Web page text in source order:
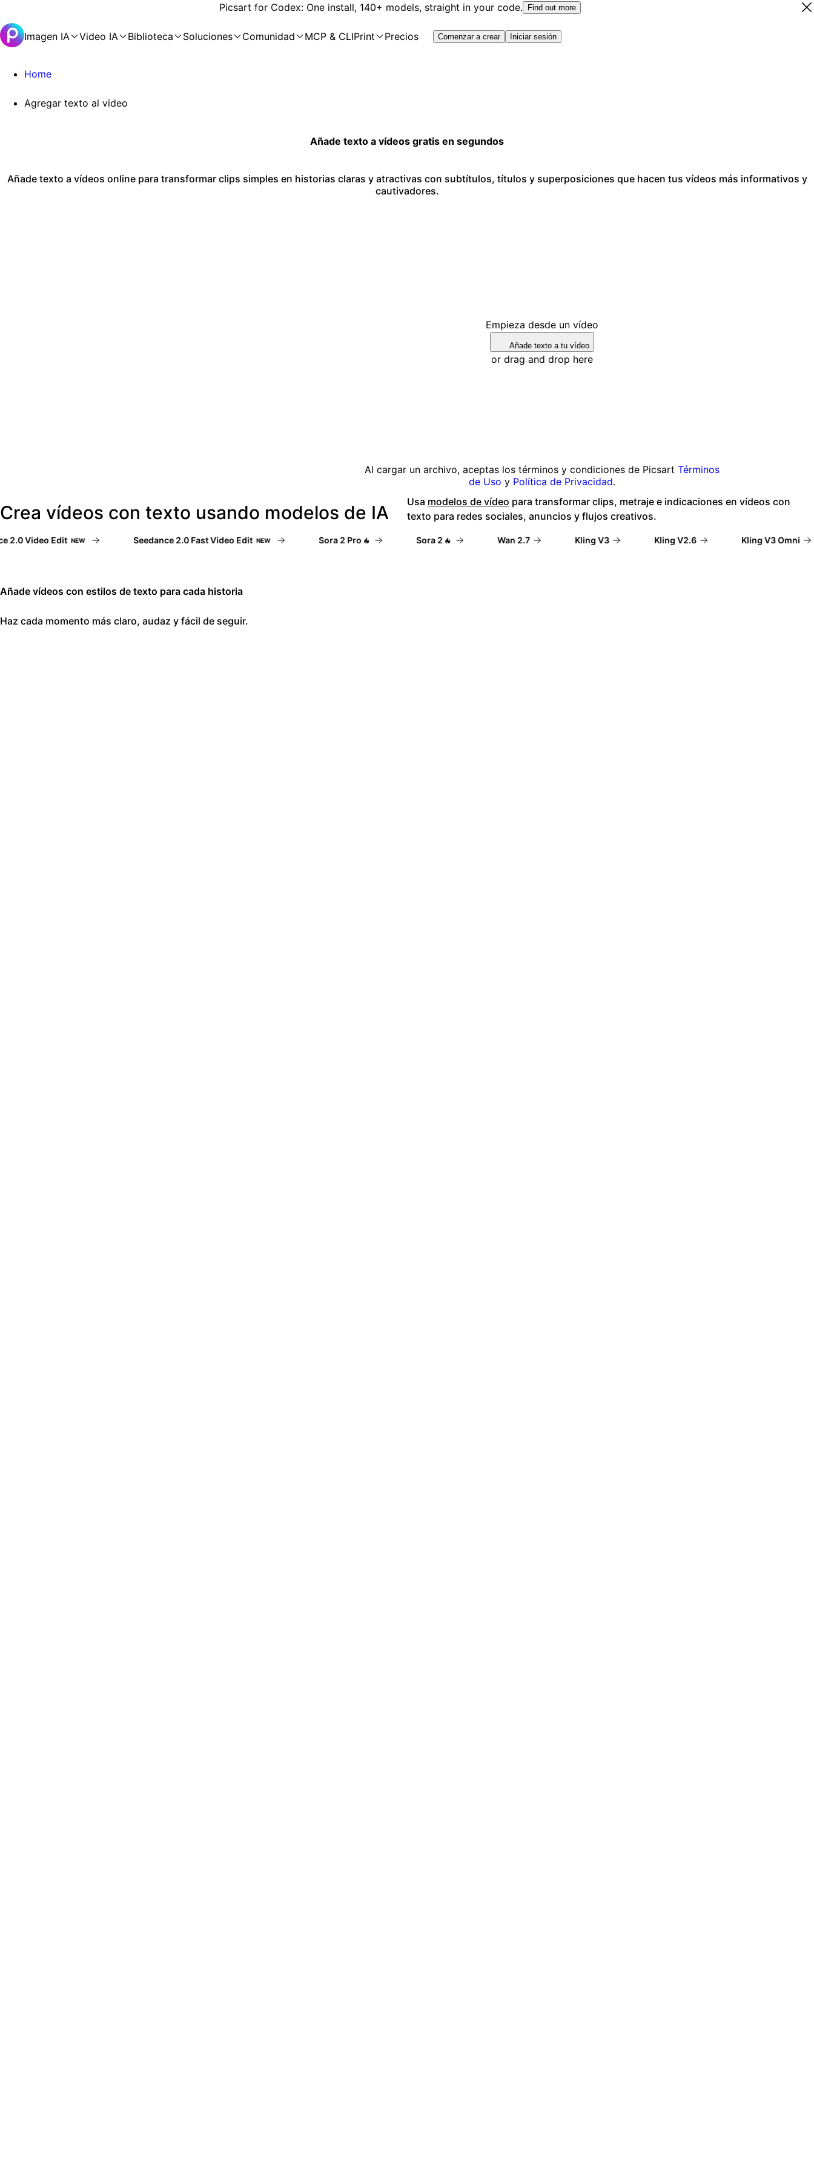
Picsart for Codex: One install, 140+ models, straight in your code. Find out more
Imagen IA Video IA Biblioteca Soluciones Comunidad MCP & CLIPrint Precios Comenzar a crear Iniciar sesión
Home
Agregar texto al video
Añade texto a vídeos gratis en segundos
Añade texto a vídeos online para transformar clips simples en historias claras y atractivas con subtítulos, títulos y superposiciones que hacen tus vídeos más informativos y
cautivadores.
Empieza desde un vídeo
Añade texto a tu vídeo
or drag and drop here
Al cargar un archivo, aceptas los términos y condiciones de PicsartTérminos
de Uso y Política de Privacidad.
Crea vídeos con texto usando modelos de IA Usa modelos de vídeo para transformar clips, metraje e indicaciones en vídeos con
texto para redes sociales, anuncios y flujos creativos.
Video Edit NEW Seedance 2.0 Fast Video Edit NEW Sora 2 Pro Sora 2 Wan 2.7 Kling V3 Kling V2.6 Kling V3 Omni
Añade vídeos con estilos de texto para cada historia
Haz cada momento más claro, audaz y fácil de seguir.